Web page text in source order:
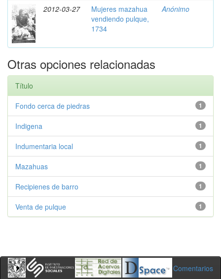
2012-03-27
Mujeres mazahua
vendiendo pulque,
1734
Anónimo
Otras opciones relacionadas
Título
1
Fondo cerca de piedras
1
Indigena
1
Indumentaria local
1
Mazahuas
1
Recipienes de barro
1
Venta de pulque
Comentarios